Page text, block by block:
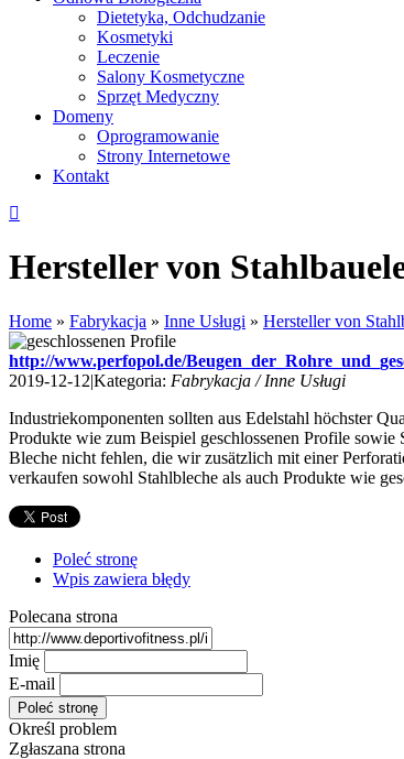
Dietetyka, Odchudzanie
Kosmetyki
Leczenie
Salony Kosmetyczne
Sprzęt Medyczny
Domeny
Oprogramowanie
Strony Internetowe
Kontakt
Hersteller von
Home » Fabrykacja » Inne Usługi » Hersteller von
http://www.perfopol.de/
2019-12-12|Kategoria: Fabrykacja / Inne Usługi
Industriekomponenten sollten aus Edelstahl höchster
Produkte wie zum Beispiel geschlossenen Profile
Bleche nicht fehlen, die wir zusätzlich mit einer
verkaufen sowohl Stahlbleche als auch Produkte wie
Poleć stronę
Wpis zawiera błędy
Polecana strona
Imię
E-mail
Określ problem
Zgłaszana strona